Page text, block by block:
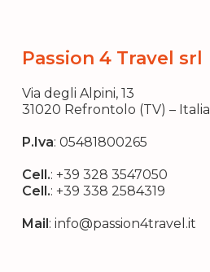
Passion 4 Travel srl
Via degli Alpini, 13
31020 Refrontolo (TV) – Italia
P.Iva: 05481800265
Cell.: +39 328 3547050
Cell.: +39 338 2584319
Mail: info@passion4travel.it